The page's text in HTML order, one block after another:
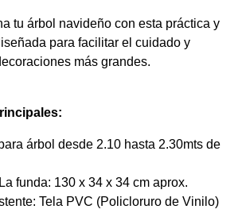
tu árbol navideño con esta práctica y
para facilitar el cuidado y
más grandes.
árbol desde 2.10 hasta 2.30mts de
funda: 130 x 34 x 34 cm aprox.
Tela PVC (Policloruro de Vinilo)